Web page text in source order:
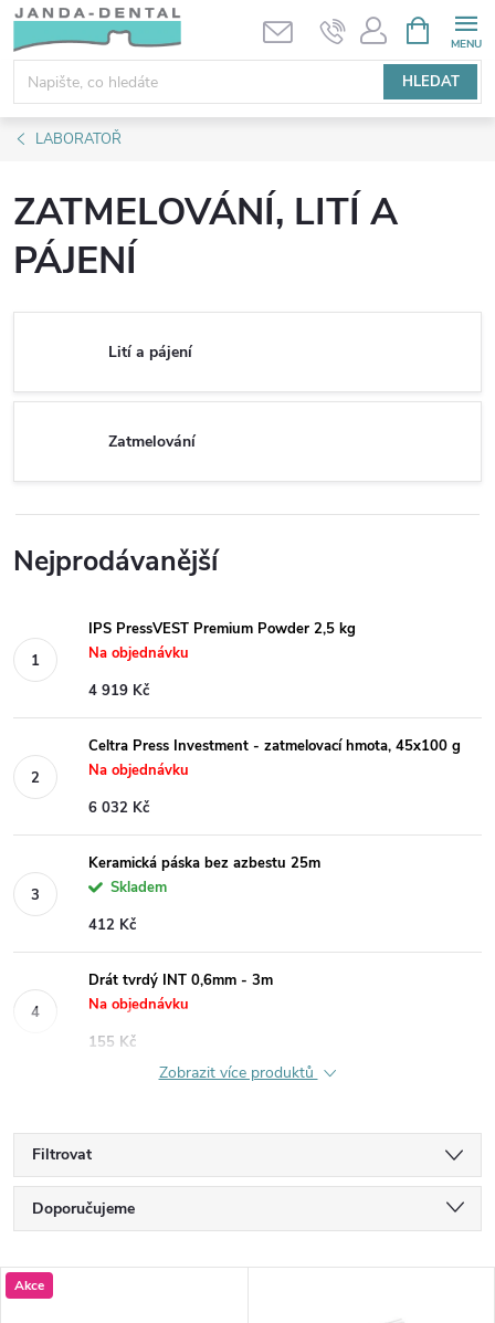
Přejít
obsah
HLEDAT
NÁKUPNÍ
KOŠÍK
LABORATOŘ
ZATMELOVÁNÍ, LITÍ A
PÁJENÍ
Lití a pájení
Zatmelování
Nejprodávanější
IPS PressVEST Premium Powder 2,5 kg
Na objednávku
4 919 Kč
Celtra Press Investment - zatmelovací hmota, 45x100 g
Na objednávku
6 032 Kč
Keramická páska bez azbestu 25m
Skladem
412 Kč
Drát tvrdý INT 0,6mm - 3m
Na objednávku
155 Kč
Zobrazit více produktů
Filtrovat
Ř
a
Doporučujeme
Nejdražší
V
Akce